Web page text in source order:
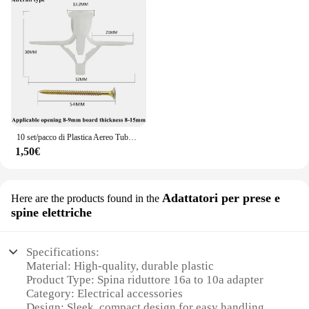
10 set/pacco di Plastica Aereo Tubo di Espansione Tenda Cartongesso Vite di Espansione a Parete Cavo 3.5*50 + Ancora 8*50 Spine invecchiamento
1,50€
Here are the products found in the Adattatori per prese e
spine elettriche
Specifications:
Material: High-quality, durable plastic
Product Type: Spina riduttore 16a to 10a adapter
Category: Electrical accessories